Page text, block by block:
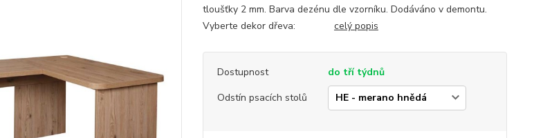
tloušťky 2 mm. Barva dezénu dle vzorníku. Dodáváno v demontu.
Vyberte dekor dřeva: celý popis
Dostupnost
do tří týdnů
Odstín psacích stolů